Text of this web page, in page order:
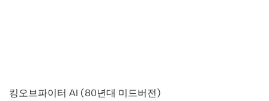
킹오브파이터 AI (80년대 미드버전)